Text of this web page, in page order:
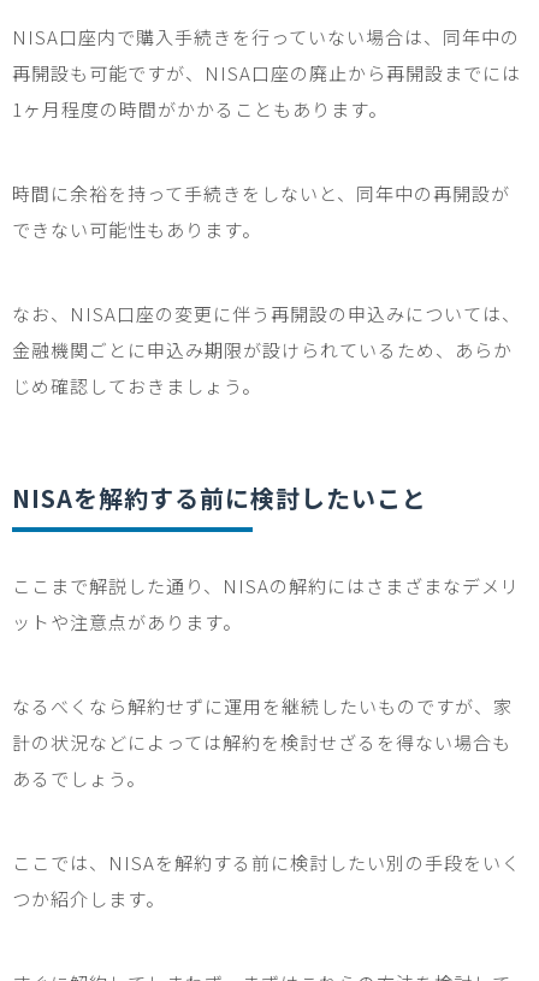
NISA口座内で購入手続きを行っていない場合は、同年中の
再開設も可能ですが、 NISA口座の廃止から再開設までには
1 ヶ月程度の時間がかかることもあります。
時間に余裕を持って手続きをしないと、同年中の再開設が
できない可能性もあります。
なお、 NISA口座の変更に伴う再開設の申込みについては、
金融機関ごとに申込み期限が設けられているため、あらか
じめ確認しておきましょう。
NISAを解約する前に検討したいこと
ここまで解説した通り、 NISAの解約にはさまざまなデメリ
ットや注意点があります。
なるべくなら解約せずに運用を継続したいものですが、家
計の状況などによっては解約を検討せざるを得ない場合も
あるでしょう。
ここでは、 NISAを解約する前に検討したい別の手段をいく
つか紹介します。